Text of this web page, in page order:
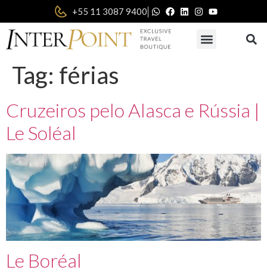
+55 11 3087 9400|
Tag: férias
Cruzeiros pelo Alasca e Rússia |
Le Soléal
Le Boréal